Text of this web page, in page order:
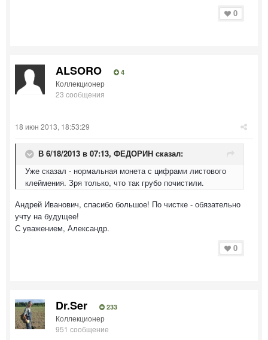
0
ALSORO 4
Коллекционер
23 сообщения
18 июн 2013, 18:53:29
В 6/18/2013 в 07:13, ФЕДОРИН сказал:
Уже сказал - нормальная монета с цифрами листового
клеймения. Зря только, что так грубо почистили.
Андрей Иванович, спасибо большое! По чистке - обязательно
учту на будущее!
С уважением, Александр.
0
Dr.Ser 233
Коллекционер
951 сообщение